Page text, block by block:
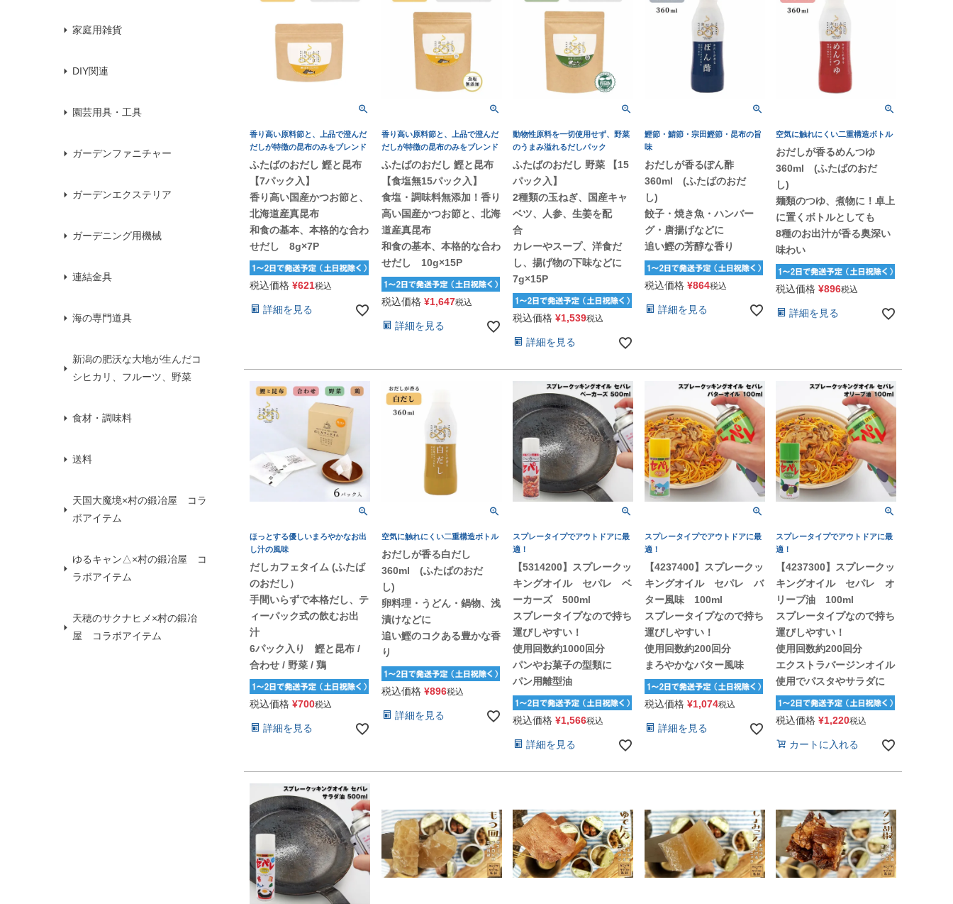
家庭用雑貨
DIY関連
園芸用具・工具
ガーデンファニチャー
ガーデンエクステリア
ガーデニング用機械
連結金具
海の専門道具
新潟の肥沃な大地が生んだコ
シヒカリ、フルーツ、野菜
食材・調味料
送料
天国大魔境×村の鍛冶屋 コラ
ボアイテム
ゆるキャン△×村の鍛冶屋 コ
ラボアイテム
天穂のサクナヒメ×村の鍛冶
屋 コラボアイテム
香り高い原料節と、上品で澄んだ
だしが特徴の昆布のみをブレンド
ふたばのおだし 鰹と昆布
【7パック入】
香り高い国産かつお節と、
北海道産真昆布
和食の基本、本格的な合わ
せだし 8g×7P
税込価格 ¥621税込
詳細を見る
香り高い原料節と、上品で澄んだ
だしが特徴の昆布のみをブレンド
ふたばのおだし 鰹と昆布
【食塩無15パック入】
食塩・調味料無添加！香り
高い国産かつお節と、北海
道産真昆布
和食の基本、本格的な合わ
せだし 10g×15P
税込価格 ¥1,647税込
詳細を見る
動物性原料を一切使用せず、野菜
のうまみ溢れるだしパック
ふたばのおだし 野菜 【15
パック入】
2種類の玉ねぎ、国産キャ
ベツ、人参、生姜を配
合
カレーやスープ、洋食だ
し、揚げ物の下味などに
7g×15P
税込価格 ¥1,539税込
詳細を見る
鰹節・鯖節・宗田鰹節・昆布の旨
味
おだしが香るぽん酢
360ml (ふたばのおだ
し)
餃子・焼き魚・ハンバー
グ・唐揚げなどに
追い鰹の芳醇な香り
税込価格 ¥864税込
詳細を見る
空気に触れにくい二重構造ボトル
おだしが香るめんつゆ
360ml (ふたばのおだ
し)
麺類のつゆ、煮物に！卓上
に置くボトルとしても
8種のお出汁が香る奥深い
味わい
税込価格 ¥896税込
詳細を見る
ほっとする優しいまろやかなお出
し汁の風味
だしカフェタイム (ふたば
のおだし）
手間いらずで本格だし、テ
ィーパック式の飲むお出
汁
6パック入り 鰹と昆布 /
合わせ / 野菜 / 鶏
税込価格 ¥700税込
詳細を見る
空気に触れにくい二重構造ボトル
おだしが香る白だし
360ml (ふたばのおだ
し)
卵料理・うどん・鍋物、浅
漬けなどに
追い鰹のコクある豊かな香
り
税込価格 ¥896税込
詳細を見る
スプレータイプでアウトドアに最
適！
【5314200】スプレークッ
キングオイル セパレ ベ
ーカーズ 500ml
スプレータイプなので持ち
運びしやすい！
使用回数約1000回分
パンやお菓子の型類に
パン用離型油
税込価格 ¥1,566税込
詳細を見る
スプレータイプでアウトドアに最
適！
【4237400】スプレークッ
キングオイル セパレ バ
ター風味 100ml
スプレータイプなので持ち
運びしやすい！
使用回数約200回分
まろやかなバター風味
税込価格 ¥1,074税込
詳細を見る
スプレータイプでアウトドアに最
適！
【4237300】スプレークッ
キングオイル セパレ オ
リーブ油 100ml
スプレータイプなので持ち
運びしやすい！
使用回数約200回分
エクストラバージンオイル
使用でパスタやサラダに
税込価格 ¥1,220税込
カートに入れる